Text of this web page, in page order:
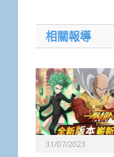
相關報導
31/07/2023